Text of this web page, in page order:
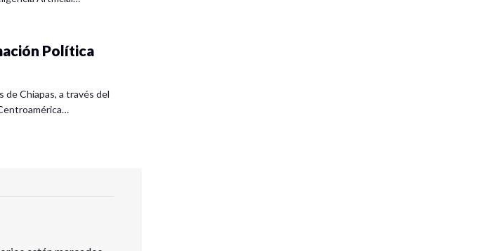
Política
de Chiapas, a través del